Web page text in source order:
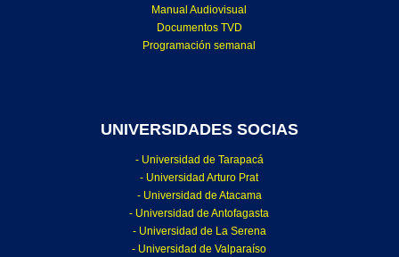
Manual Audiovisual
Documentos TVD
Programación semanal
UNIVERSIDADES SOCIAS
- Universidad de Tarapacá
- Universidad Arturo Prat
- Universidad de Atacama
- Universidad de Antofagasta
- Universidad de La Serena
- Universidad de Valparaíso